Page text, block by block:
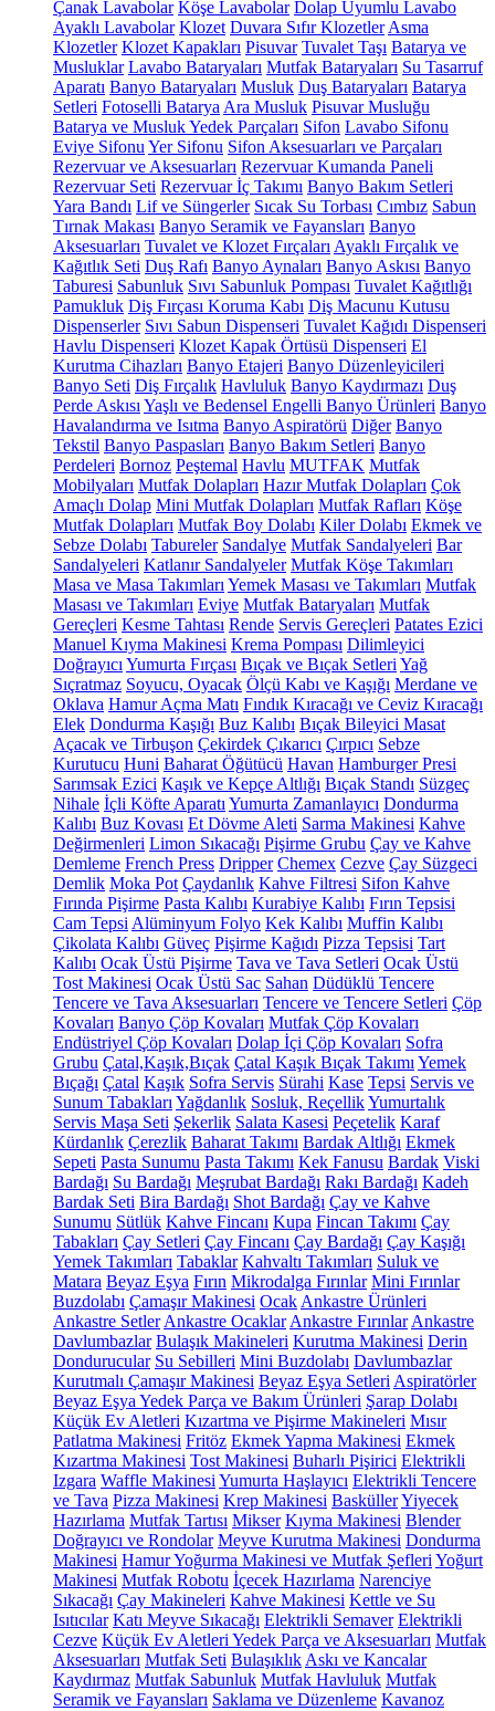
Çanak Lavabolar Köşe Lavabolar Dolap Uyumlu Lavabo
Ayaklı Lavabolar Klozet Duvara Sıfır Klozetler Asma
Klozetler Klozet Kapakları Pisuvar Tuvalet Taşı Batarya ve
Musluklar Lavabo Bataryaları Mutfak Bataryaları Su Tasarruf
Aparatı Banyo Bataryaları Musluk Duş Bataryaları Batarya
Setleri Fotoselli Batarya Ara Musluk Pisuvar Musluğu
Batarya ve Musluk Yedek Parçaları Sifon Lavabo Sifonu
Eviye Sifonu Yer Sifonu Sifon Aksesuarları ve Parçaları
Rezervuar ve Aksesuarları Rezervuar Kumanda Paneli
Rezervuar Seti Rezervuar İç Takımı Banyo Bakım Setleri
Yara Bandı Lif ve Süngerler Sıcak Su Torbası Cımbız Sabun
Tırnak Makası Banyo Seramik ve Fayansları Banyo
Aksesuarları Tuvalet ve Klozet Fırçaları Ayaklı Fırçalık ve
Kağıtlık Seti Duş Rafı Banyo Aynaları Banyo Askısı Banyo
Taburesi Sabunluk Sıvı Sabunluk Pompası Tuvalet Kağıtlığı
Pamukluk Diş Fırçası Koruma Kabı Diş Macunu Kutusu
Dispenserler Sıvı Sabun Dispenseri Tuvalet Kağıdı Dispenseri
Havlu Dispenseri Klozet Kapak Örtüsü Dispenseri El
Kurutma Cihazları Banyo Etajeri Banyo Düzenleyicileri
Banyo Seti Diş Fırçalık Havluluk Banyo Kaydırmazı Duş
Perde Askısı Yaşlı ve Bedensel Engelli Banyo Ürünleri Banyo
Havalandırma ve Isıtma Banyo Aspiratörü Diğer Banyo
Tekstil Banyo Paspasları Banyo Bakım Setleri Banyo
Perdeleri Bornoz Peştemal Havlu MUTFAK Mutfak
Mobilyaları Mutfak Dolapları Hazır Mutfak Dolapları Çok
Amaçlı Dolap Mini Mutfak Dolapları Mutfak Rafları Köşe
Mutfak Dolapları Mutfak Boy Dolabı Kiler Dolabı Ekmek ve
Sebze Dolabı Tabureler Sandalye Mutfak Sandalyeleri Bar
Sandalyeleri Katlanır Sandalyeler Mutfak Köşe Takımları
Masa ve Masa Takımları Yemek Masası ve Takımları Mutfak
Masası ve Takımları Eviye Mutfak Bataryaları Mutfak
Gereçleri Kesme Tahtası Rende Servis Gereçleri Patates Ezici
Manuel Kıyma Makinesi Krema Pompası Dilimleyici
Doğrayıcı Yumurta Fırçası Bıçak ve Bıçak Setleri Yağ
Sıçratmaz Soyucu, Oyacak Ölçü Kabı ve Kaşığı Merdane ve
Oklava Hamur Açma Matı Fındık Kıracağı ve Ceviz Kıracağı
Elek Dondurma Kaşığı Buz Kalıbı Bıçak Bileyici Masat
Açacak ve Tirbuşon Çekirdek Çıkarıcı Çırpıcı Sebze
Kurutucu Huni Baharat Öğütücü Havan Hamburger Presi
Sarımsak Ezici Kaşık ve Kepçe Altlığı Bıçak Standı Süzgeç
Nihale İçli Köfte Aparatı Yumurta Zamanlayıcı Dondurma
Kalıbı Buz Kovası Et Dövme Aleti Sarma Makinesi Kahve
Değirmenleri Limon Sıkacağı Pişirme Grubu Çay ve Kahve
Demleme French Press Dripper Chemex Cezve Çay Süzgeci
Demlik Moka Pot Çaydanlık Kahve Filtresi Sifon Kahve
Fırında Pişirme Pasta Kalıbı Kurabiye Kalıbı Fırın Tepsisi
Cam Tepsi Alüminyum Folyo Kek Kalıbı Muffin Kalıbı
Çikolata Kalıbı Güveç Pişirme Kağıdı Pizza Tepsisi Tart
Kalıbı Ocak Üstü Pişirme Tava ve Tava Setleri Ocak Üstü
Tost Makinesi Ocak Üstü Sac Sahan Düdüklü Tencere
Tencere ve Tava Aksesuarları Tencere ve Tencere Setleri Çöp
Kovaları Banyo Çöp Kovaları Mutfak Çöp Kovaları
Endüstriyel Çöp Kovaları Dolap İçi Çöp Kovaları Sofra
Grubu Çatal,Kaşık,Bıçak Çatal Kaşık Bıçak Takımı Yemek
Bıçağı Çatal Kaşık Sofra Servis Sürahi Kase Tepsi Servis ve
Sunum Tabakları Yağdanlık Sosluk, ReçellikYumurtalık
Servis Maşa Seti Şekerlik Salata Kasesi Peçetelik Karaf
Kürdanlık Çerezlik Baharat Takımı Bardak Altlığı Ekmek
Sepeti Pasta Sunumu Pasta Takımı Kek Fanusu Bardak Viski
Bardağı Su Bardağı Meşrubat Bardağı Rakı Bardağı Kadeh
Bardak Seti Bira Bardağı Shot Bardağı Çay ve Kahve
Sunumu Sütlük Kahve Fincanı Kupa Fincan Takımı Çay
Tabakları Çay Setleri Çay Fincanı Çay Bardağı Çay Kaşığı
Yemek Takımları Tabaklar Kahvaltı Takımları Suluk ve
Matara Beyaz Eşya Fırın Mikrodalga Fırınlar Mini Fırınlar
Buzdolabı Çamaşır Makinesi Ocak Ankastre Ürünleri
Ankastre Setler Ankastre Ocaklar Ankastre Fırınlar Ankastre
Davlumbazlar Bulaşık Makineleri Kurutma Makinesi Derin
Dondurucular Su Sebilleri Mini Buzdolabı Davlumbazlar
Kurutmalı Çamaşır Makinesi Beyaz Eşya Setleri Aspiratörler
Beyaz Eşya Yedek Parça ve Bakım Ürünleri Şarap Dolabı
Küçük Ev Aletleri Kızartma ve Pişirme Makineleri Mısır
Patlatma Makinesi Fritöz Ekmek Yapma Makinesi Ekmek
Kızartma Makinesi Tost Makinesi Buharlı Pişirici Elektrikli
Izgara Waffle Makinesi Yumurta Haşlayıcı Elektrikli Tencere
ve Tava Pizza Makinesi Krep Makinesi BasküllerYiyecek
Hazırlama Mutfak Tartısı Mikser Kıyma Makinesi Blender
Doğrayıcı ve Rondolar Meyve Kurutma Makinesi Dondurma
Makinesi Hamur Yoğurma Makinesi ve Mutfak Şefleri Yoğurt
Makinesi Mutfak Robotu İçecek Hazırlama Narenciye
Sıkacağı Çay Makineleri Kahve Makinesi Kettle ve Su
Isıtıcılar Katı Meyve Sıkacağı Elektrikli Semaver Elektrikli
Cezve Küçük Ev Aletleri Yedek Parça ve Aksesuarları Mutfak
Aksesuarları Mutfak Seti Bulaşıklık Askı ve Kancalar
Kaydırmaz Mutfak Sabunluk Mutfak Havluluk Mutfak
Seramik ve Fayansları Saklama ve Düzenleme Kavanoz